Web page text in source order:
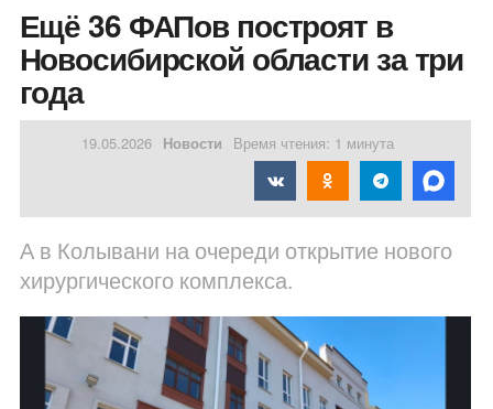
Ещё 36 ФАПов построят в
Новосибирской области за три
года
19.05.2026 Новости Время чтения: 1 минута
А в Колывани на очереди открытие нового
хирургического комплекса.